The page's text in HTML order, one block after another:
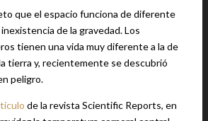
que el espacio funciona de diferente
de la gravedad. Los
tienen una vida muy diferente a la de
tierra y, recientemente se descubrió
peligro.
de la revista Scientific Reports, en